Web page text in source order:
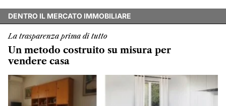
DENTRO IL MERCATO IMMOBILIARE
La trasparenza prima di tutto
Un metodo costruito su misura per
vendere casa